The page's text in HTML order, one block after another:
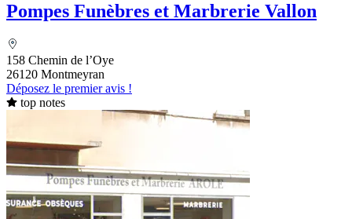
Pompes Funèbres et Marbrerie Vallon
158 Chemin de l’Oye
26120 Montmeyran
Déposez le premier avis !
top notes